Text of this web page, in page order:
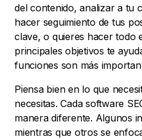
del contenido, analizar a tu
hacer seguimiento de tus
clave, o quieres hacer todo
principales objetivos te
funciones son más
Piensa bien en lo que
necesitas. Cada software
manera diferente. Algunos
mientras que otros se